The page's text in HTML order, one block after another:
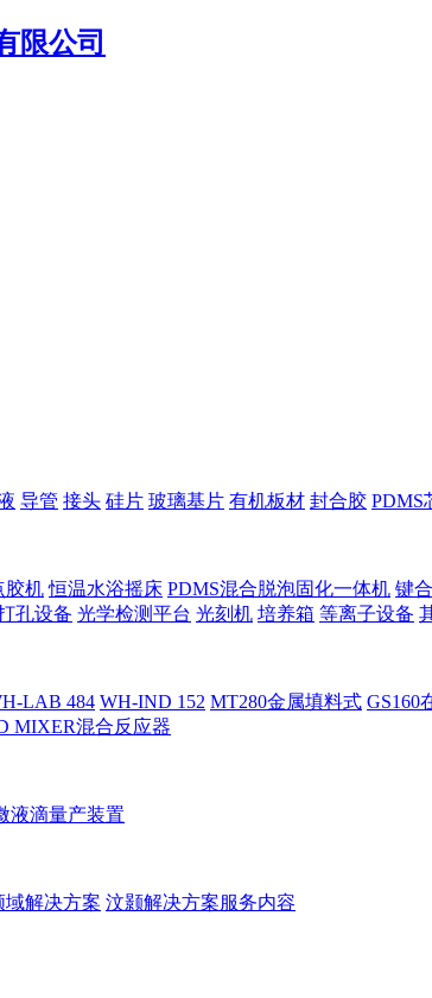
导管 接头 硅片 玻璃基片 有机板材 封合胶 PDMS
胶机 恒温水浴摇床 PDMS混合脱泡固化一体机 键
孔设备 光学检测平台 光刻机 培养箱 等离子设备
LAB 484 WH-IND 152 MT280金属填料式 GS160
MIXER混合反应器
液滴量产装置
域解决方案 汶颢解决方案服务内容